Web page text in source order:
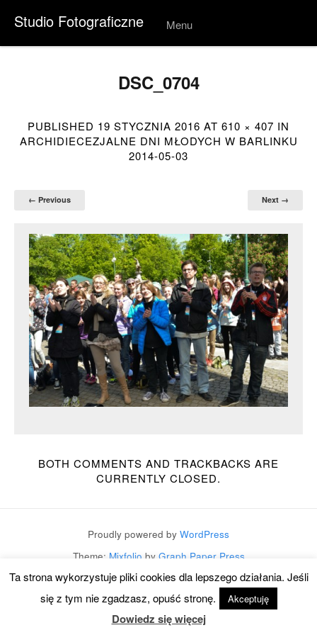
Studio Fotograficzne Menu
Skip to
DSC_0704
PUBLISHED 19 STYCZNIA 2016 AT 610 × 407 IN
ARCHIDIECEZJALNE DNI MŁODYCH W BARLINKU
2014-05-03
← Previous Next →
BOTH COMMENTS AND TRACKBACKS ARE
CURRENTLY CLOSED.
Proudly powered by WordPress
Theme: Mixfolio by Graph Paper Press
Ta strona wykorzystuje pliki cookies dla lepszego działania. Jeśli
się z tym nie zgadzasz, opuść stronę.
Akceptuję
Dowiedz się więcej